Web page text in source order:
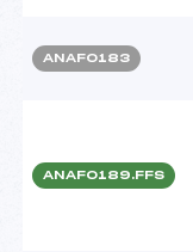
ANAF0183
ANAF0189.FFS